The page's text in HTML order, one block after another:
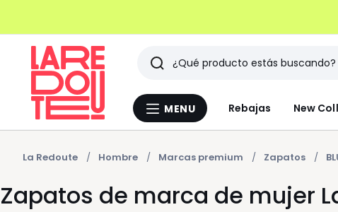
Menu
MENU Rebajas New
Buscar
Últimos
artículos
vistos
La Redoute Hombre Marcas premium Zapatos
Zapatos de marca de mujer